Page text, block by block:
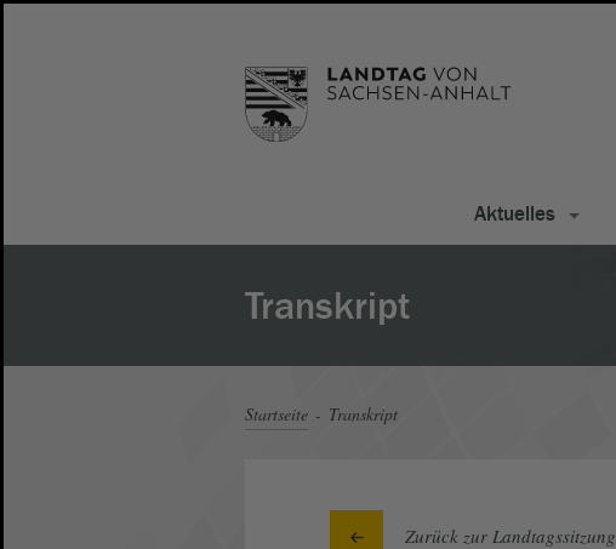
Aktuelles
Transkript
Startseite Transkript
Zurück zur Landtagssitzung